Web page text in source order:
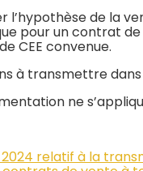
de la
pour un contrat
CEE convenue.
à transmettre
ne
relatif à la